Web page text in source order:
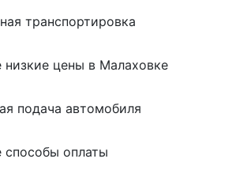
транспортировка
цены в Малаховке
подача автомобиля
оплаты